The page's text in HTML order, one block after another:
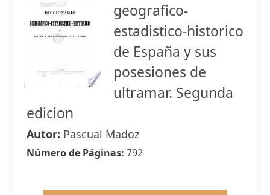
geografico-
estadistico-historico
de España y sus
posesiones de
ultramar. Segunda
edicion
Autor: Pascual Madoz
Número de Páginas: 792